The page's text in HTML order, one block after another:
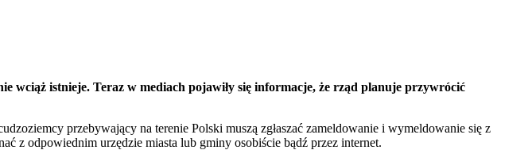
wciąż istnieje. Teraz w mediach pojawiły się informacje, że rząd planuje przywrócić
przebywający na terenie Polski muszą zgłaszać zameldowanie i wymeldowanie się z
z odpowiednim urzędzie miasta lub gminy osobiście bądź przez internet.